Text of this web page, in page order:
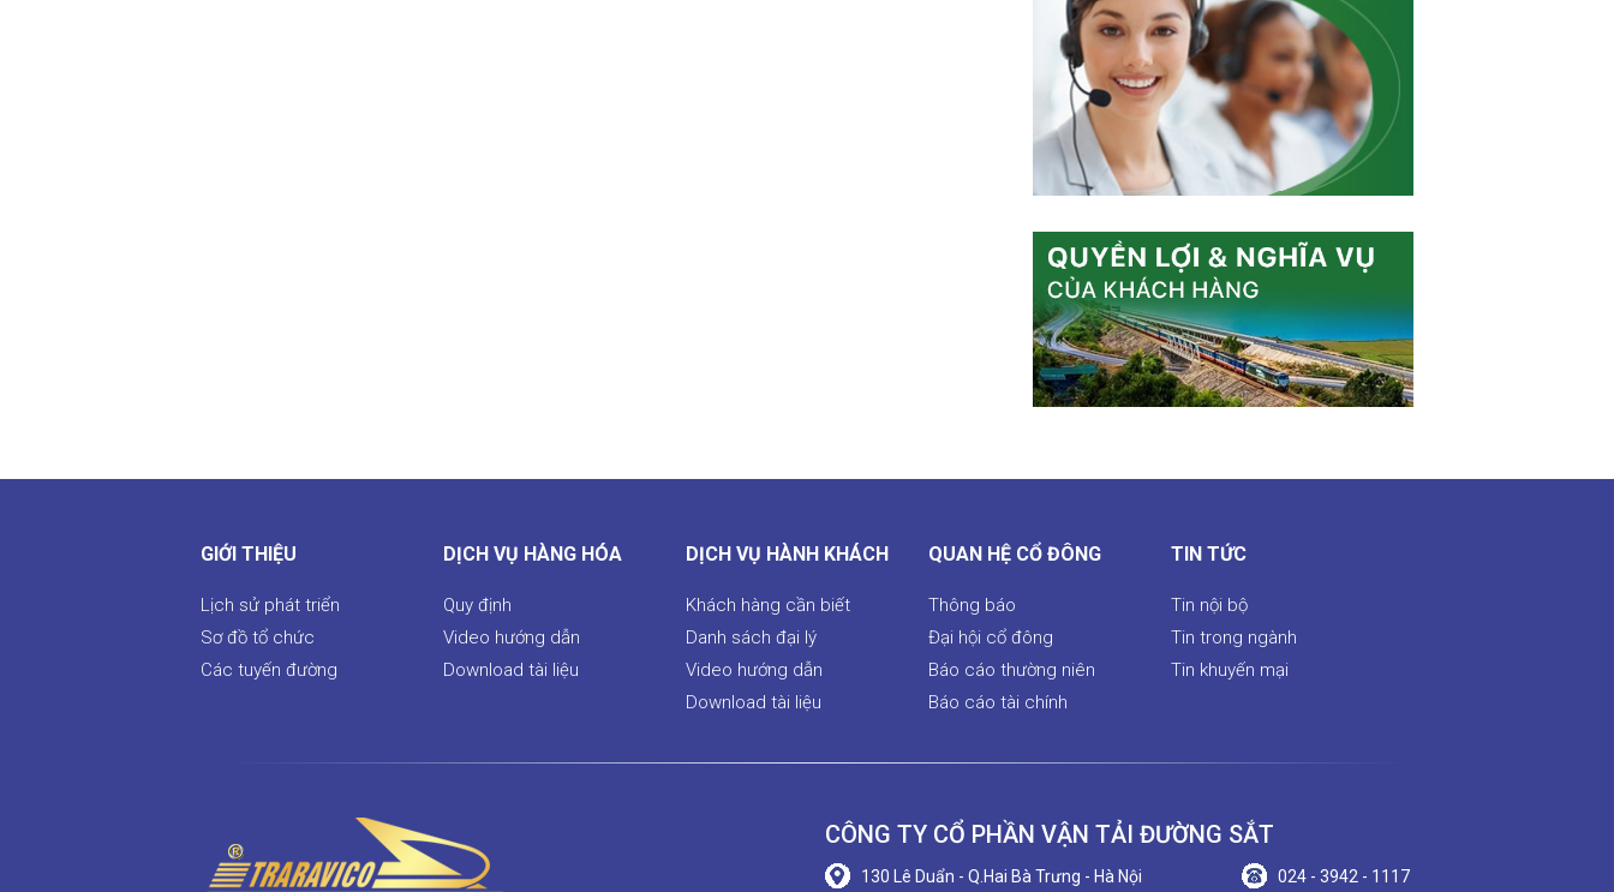
GIỚI THIỆU
Lịch sử phát triển
Sơ đồ tổ chức
Các tuyến đường
DỊCH VỤ HÀNG HÓA
Quy định
Video hướng dẫn
Download tài liệu
DỊCH VỤ HÀNH KHÁCH
Khách hàng cần biết
Danh sách đại lý
Video hướng dẫn
Download tài liệu
QUAN HỆ CỔ ĐÔNG
Thông báo
Đại hội cổ đông
Báo cáo thường niên
Báo cáo tài chính
TIN TỨC
Tin nội bộ
Tin trong ngành
Tin khuyến mại
CÔNG TY CỔ PHẦN VẬN TẢI ĐƯỜNG SẮT
130 Lê Duẩn - Q.Hai Bà Trưng - Hà Nội 024 - 3942 - 1117